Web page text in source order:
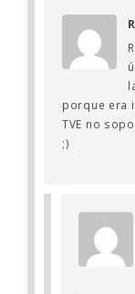
porque era
TVE no
;)